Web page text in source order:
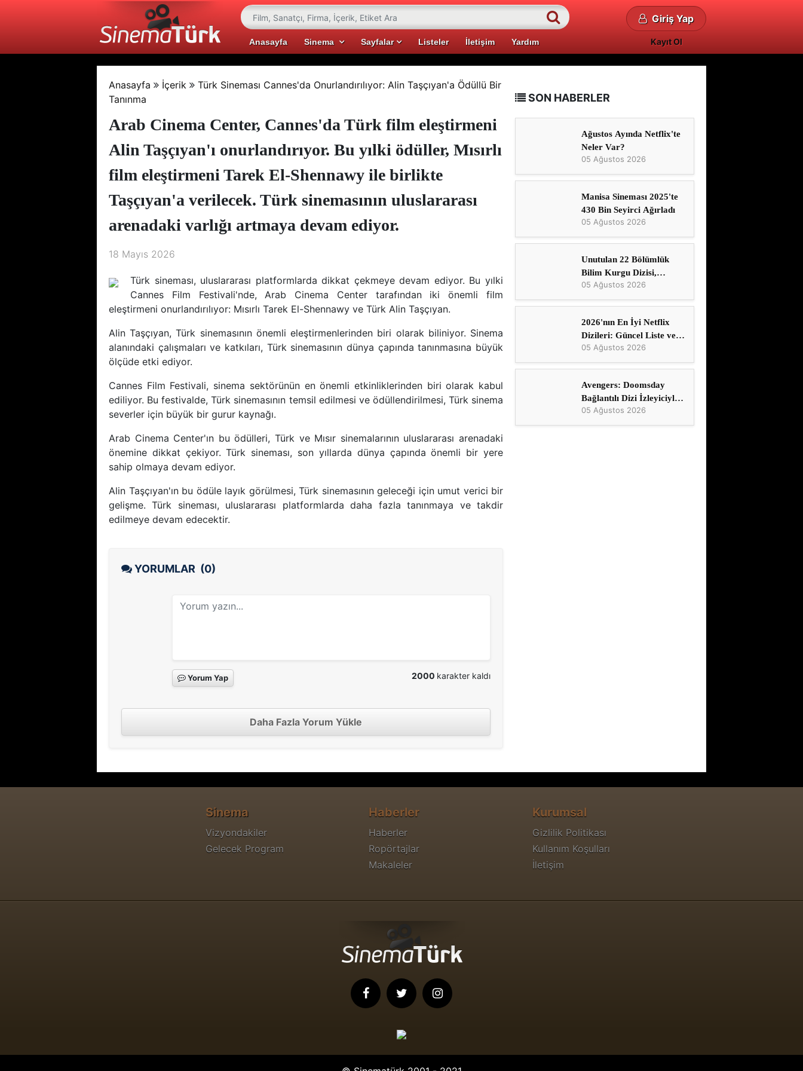
Anasayfa Sinema Sayfalar Listeler İletişim Yardım
Giriş Yap
Kayıt Ol
Anasayfa İçerik
Türk Sineması Cannes'da Onurlandırılıyor: Alin Taşçıyan'a Ödüllü Bir
Tanınma
Arab Cinema Center, Cannes'da Türk film eleştirmeni
Alin Taşçıyan'ı onurlandırıyor. Bu yılki ödüller, Mısırlı
film eleştirmeni Tarek El-Shennawy ile birlikte
Taşçıyan'a verilecek. Türk sinemasının uluslararası
arenadaki varlığı artmaya devam ediyor.
18 Mayıs 2026
Türk sineması, uluslararası platformlarda dikkat çekmeye devam ediyor. Bu yılki
Cannes Film Festivali'nde, Arab Cinema Center tarafından iki önemli film
eleştirmeni onurlandırılıyor: Mısırlı Tarek El-Shennawy ve Türk Alin Taşçıyan.
Alin Taşçıyan, Türk sinemasının önemli eleştirmenlerinden biri olarak biliniyor. Sinema
alanındaki çalışmaları ve katkıları, Türk sinemasının dünya çapında tanınmasına büyük
ölçüde etki ediyor.
Cannes Film Festivali, sinema sektörünün en önemli etkinliklerinden biri olarak kabul
ediliyor. Bu festivalde, Türk sinemasının temsil edilmesi ve ödüllendirilmesi, Türk sinema
severler için büyük bir gurur kaynağı.
Arab Cinema Center'ın bu ödülleri, Türk ve Mısır sinemalarının uluslararası arenadaki
önemine dikkat çekiyor. Türk sineması, son yıllarda dünya çapında önemli bir yere
sahip olmaya devam ediyor.
Alin Taşçıyan'ın bu ödüle layık görülmesi, Türk sinemasının geleceği için umut verici bir
gelişme. Türk sineması, uluslararası platformlarda daha fazla tanınmaya ve takdir
edilmeye devam edecektir.
YORUMLAR (0)
Yorum Yap 2000 karakter kaldı
Daha Fazla Yorum Yükle
SON HABERLER
Ağustos Ayında Netflix'te
Neler Var?
05 Ağustos 2026
Manisa Sineması 2025'te
430 Bin Seyirci Ağırladı
05 Ağustos 2026
Unutulan 22 Bölümlük
Bilim Kurgu Dizisi,
TV'nin En İyi Gerilim
Serilerinden
05 Ağustos 2026
2026'nın En İyi Netflix
Dizileri: Güncel Liste ve
İzlenecekler
05 Ağustos 2026
Avengers: Doomsday
Bağlantılı Dizi İzleyiciyle
Buluşuyor
05 Ağustos 2026
Sinema
Vizyondakiler
Gelecek Program
Haberler
Haberler
Ropörtajlar
Makaleler
Kurumsal
Gizlilik Politikası
Kullanım Koşulları
İletişim